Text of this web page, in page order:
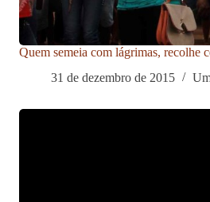
Quem semeia com lágrimas, recolhe
31 de dezembro de 2015